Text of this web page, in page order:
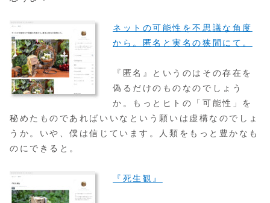
ネットの可能性を不思議な角度
から。匿名と実名の狭間にて。
『匿名』というのはその存在を
偽るだけのものなのでしょう
か。もっとヒトの「可能性」を
秘めたものであればいいなという願いは虚構なのでしょ
うか。いや、僕は信じています。人類をもっと豊かなも
のにできると。
『死生観』